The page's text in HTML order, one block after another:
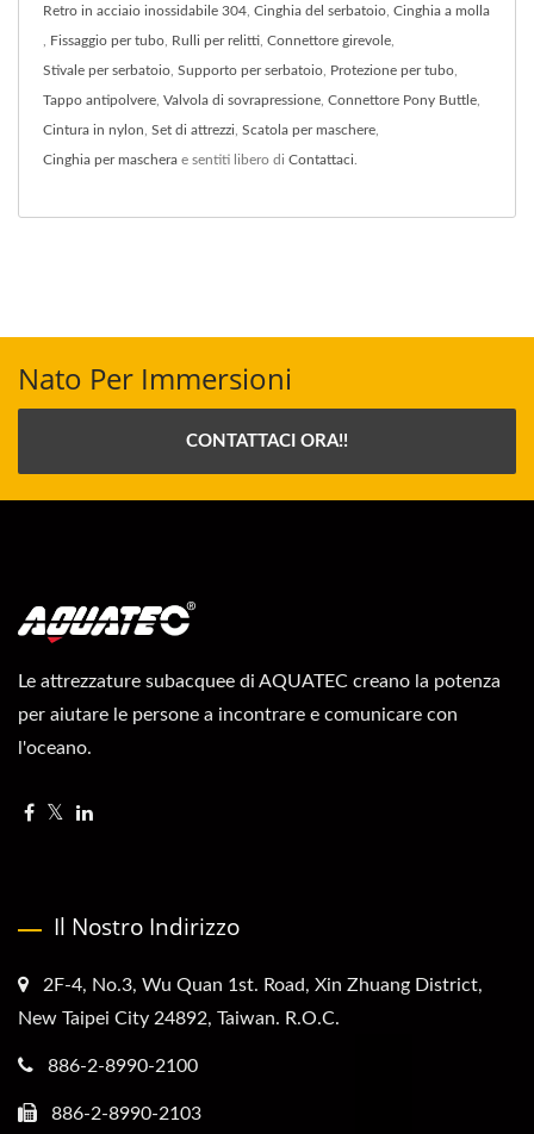
Retro in acciaio inossidabile 304 Cinghia del serbatoio Cinghia a molla
Fissaggio per tubo Rulli per relitti Connettore girevole
Stivale per serbatoio Supporto per serbatoio Protezione per tubo
Tappo antipolvere Valvola di sovrapressione Connettore Pony Buttle
Cintura in nylon Set di attrezzi Scatola per maschere
Cinghia per maschera e sentiti libero di Contattaci
Nato Per Immersioni
CONTATTACI ORA!!
Le attrezzature subacquee di AQUATEC creano la potenza
per aiutare le persone a incontrare e comunicare con
l'oceano.
Il Nostro Indirizzo
2F-4, No.3, Wu Quan 1st. Road, Xin Zhuang District,
New Taipei City 24892, Taiwan. R.O.C.
886-2-8990-2100
886-2-8990-2103